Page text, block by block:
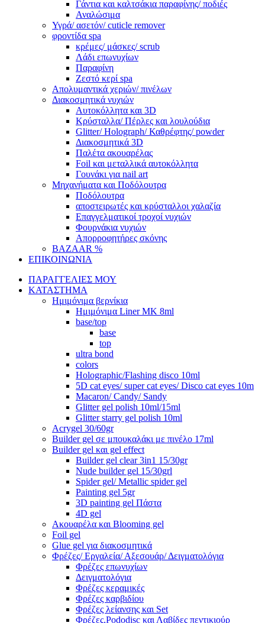
Γάντια και καλτσάκια παραφίνης/ ποδιές
Αναλώσιμα
Υγρά/ ασετόν/ cuticle remover
φροντίδα spa
κρέμες/ μάσκες/ scrub
Λάδι επωνυχίων
Παραφίνη
Ζεστό κερί spa
Απολυμαντικά χεριών/ πινέλων
Διακοσμητικά νυχιών
Αυτοκόλλητα και 3D
Κρύσταλλα/ Πέρλες και λουλούδια
Glitter/ Holograph/ Καθρέφτης/ powder
Διακοσμητικά 3D
Παλέτα ακουαρέλας
Foil και μεταλλικά αυτοκόλλητα
Γουνάκι για nail art
Μηχανήματα και Ποδόλουτρα
Ποδόλουτρα
αποστειρωτές και κρύσταλλοι χαλαζία
Επαγγελματικοί τροχοί νυχιών
Φουρνάκια νυχιών
Απορροφητήρες σκόνης
BAZAAR %
ΕΠΙΚΟΙΝΩΝΙΑ
ΠΑΡΑΓΓΕΛΙΕΣ ΜΟΥ
ΚΑΤΑΣΤΗΜΑ
Ημιμόνιμα βερνίκια
Ημιμόνιμα Liner ΜΚ 8ml
base/top
base
top
ultra bond
colors
Holographic/Flashing disco 10ml
5D cat eyes/ super cat eyes/ Disco cat eyes 10m
Macaron/ Candy/ Sandy
Glitter gel polish 10ml/15ml
Glitter starry gel polish 10ml
Acrygel 30/60gr
Builder gel σε μπουκαλάκι με πινέλο 17ml
Builder gel και gel effect
Builder gel clear 3in1 15/30gr
Nude builder gel 15/30grl
Spider gel/ Metallic spider gel
Painting gel 5gr
3D painting gel Πάστα
4D gel
Ακουαρέλα και Blooming gel
Foil gel
Glue gel για διακοσμητικά
Φρέζες/ Εργαλεία/ Αξεσουάρ/ Δειγματολόγια
Φρέζες επωνυχίων
Δειγματολόγια
Φρέζες κεραμικές
Φρέζες καρβιδίου
Φρέζες λείανσης και Set
Φρέζες,Pododisc και Λαβίδες πεντικιούρ